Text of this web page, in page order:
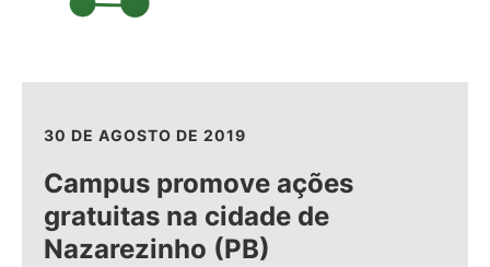
30 DE AGOSTO DE 2019
Campus promove ações
gratuitas na cidade de
Nazarezinho (PB)